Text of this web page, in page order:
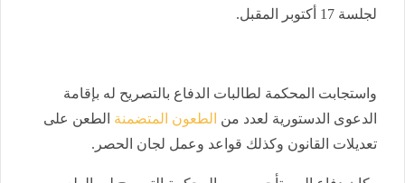
لجلسة 17 أكتوبر المقبل.
واستجابت المحكمة لطالبات الدفاع بالتصريح له بإقامة
الدعوى الدستورية لعدد من الطعون المتضمنة الطعن على
تعديلات القانون وكذلك قواعد وعمل لجان الحصر.